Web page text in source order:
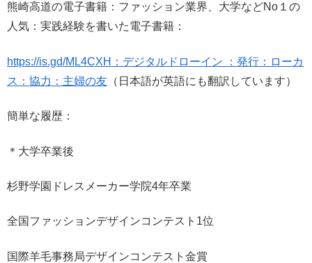
熊崎高道の電子書籍：ファッション業界、大学などNo１の
人気：実践経験を書いた電子書籍：
https://is.gd/ML4CXH：デジタルドローイン ：発行：ローカ
ス：協力：主婦の友 （日本語が英語にも翻訳しています）
簡単な履歴：
＊大学卒業後
杉野学園ドレスメーカー学院4年卒業
全国ファッションデザインコンテスト1位
国際羊毛事務局デザインコンテスト金賞